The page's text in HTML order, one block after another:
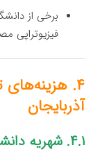
برخی از
فیزیوتراپی
۴.
آذربایجان
۴.۱. شهریه دانشگاه